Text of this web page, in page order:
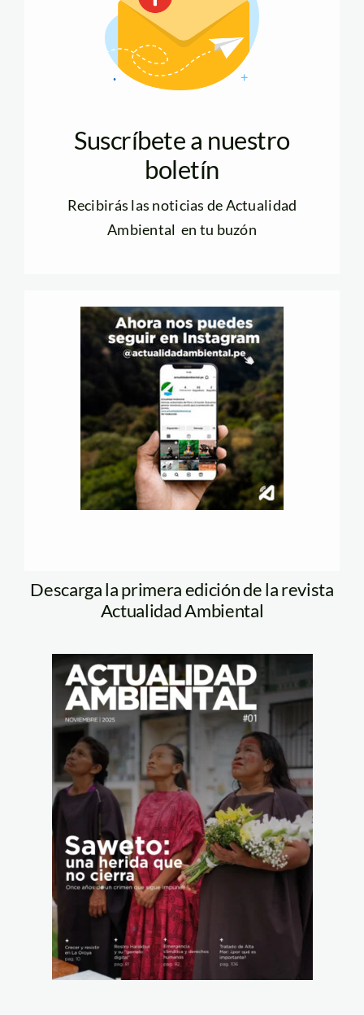
Suscríbete a nuestro
boletín
Recibirás las noticias de Actualidad
Ambiental en tu buzón
Descarga la primera edición de la revista
Actualidad Ambiental